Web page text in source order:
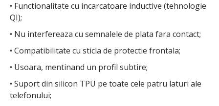
• Functionalitate cu incarcatoare inductive (tehnologie
QI);
• Nu interfereaza cu semnalele de plata fara contact;
• Compatibilitate cu sticla de protectie frontala;
• Usoara, mentinand un profil subtire;
• Suport din silicon TPU pe toate cele patru laturi ale
telefonului;